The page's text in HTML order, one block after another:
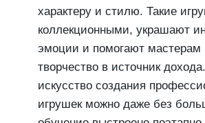
характеру и стилю. Такие
коллекционными, украшают
эмоции и помогают мастерам
творчество в источник
искусство создания
игрушек можно даже без